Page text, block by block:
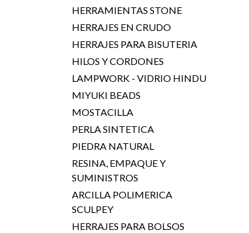
HERRAMIENTAS STONE
HERRAJES EN CRUDO
HERRAJES PARA BISUTERIA
HILOS Y CORDONES
LAMPWORK - VIDRIO HINDU
MIYUKI BEADS
MOSTACILLA
PERLA SINTETICA
PIEDRA NATURAL
RESINA, EMPAQUE Y
SUMINISTROS
ARCILLA POLIMERICA
SCULPEY
HERRAJES PARA BOLSOS